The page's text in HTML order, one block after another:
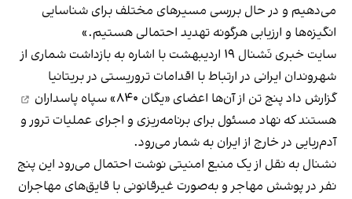
می‌دهیم و در حال بررسی مسیرهای مختلف برای شناسایی
انگیزه‌ها و ارزیابی هرگونه تهدید احتمالی هستیم.»
سایت خبری نَشنال ۱۹ اردیبهشت با اشاره به بازداشت شماری از
شهروندان ایرانی در ارتباط با اقدامات تروریستی در بریتانیا
گزارش داد پنج تن از آن‌ها اعضای «یگان ۸۴۰» سپاه پاسداران
هستند که نهاد مسئول برای برنامه‌ریزی و اجرای عملیات ترور و
آدم‌ربایی در خارج از ایران به شمار می‌رود.
نشنال به نقل از یک منبع امنیتی نوشت احتمال می‌رود این پنج
نفر در پوشش مهاجر و به‌صورت غیرقانونی با قایق‌های مهاجران